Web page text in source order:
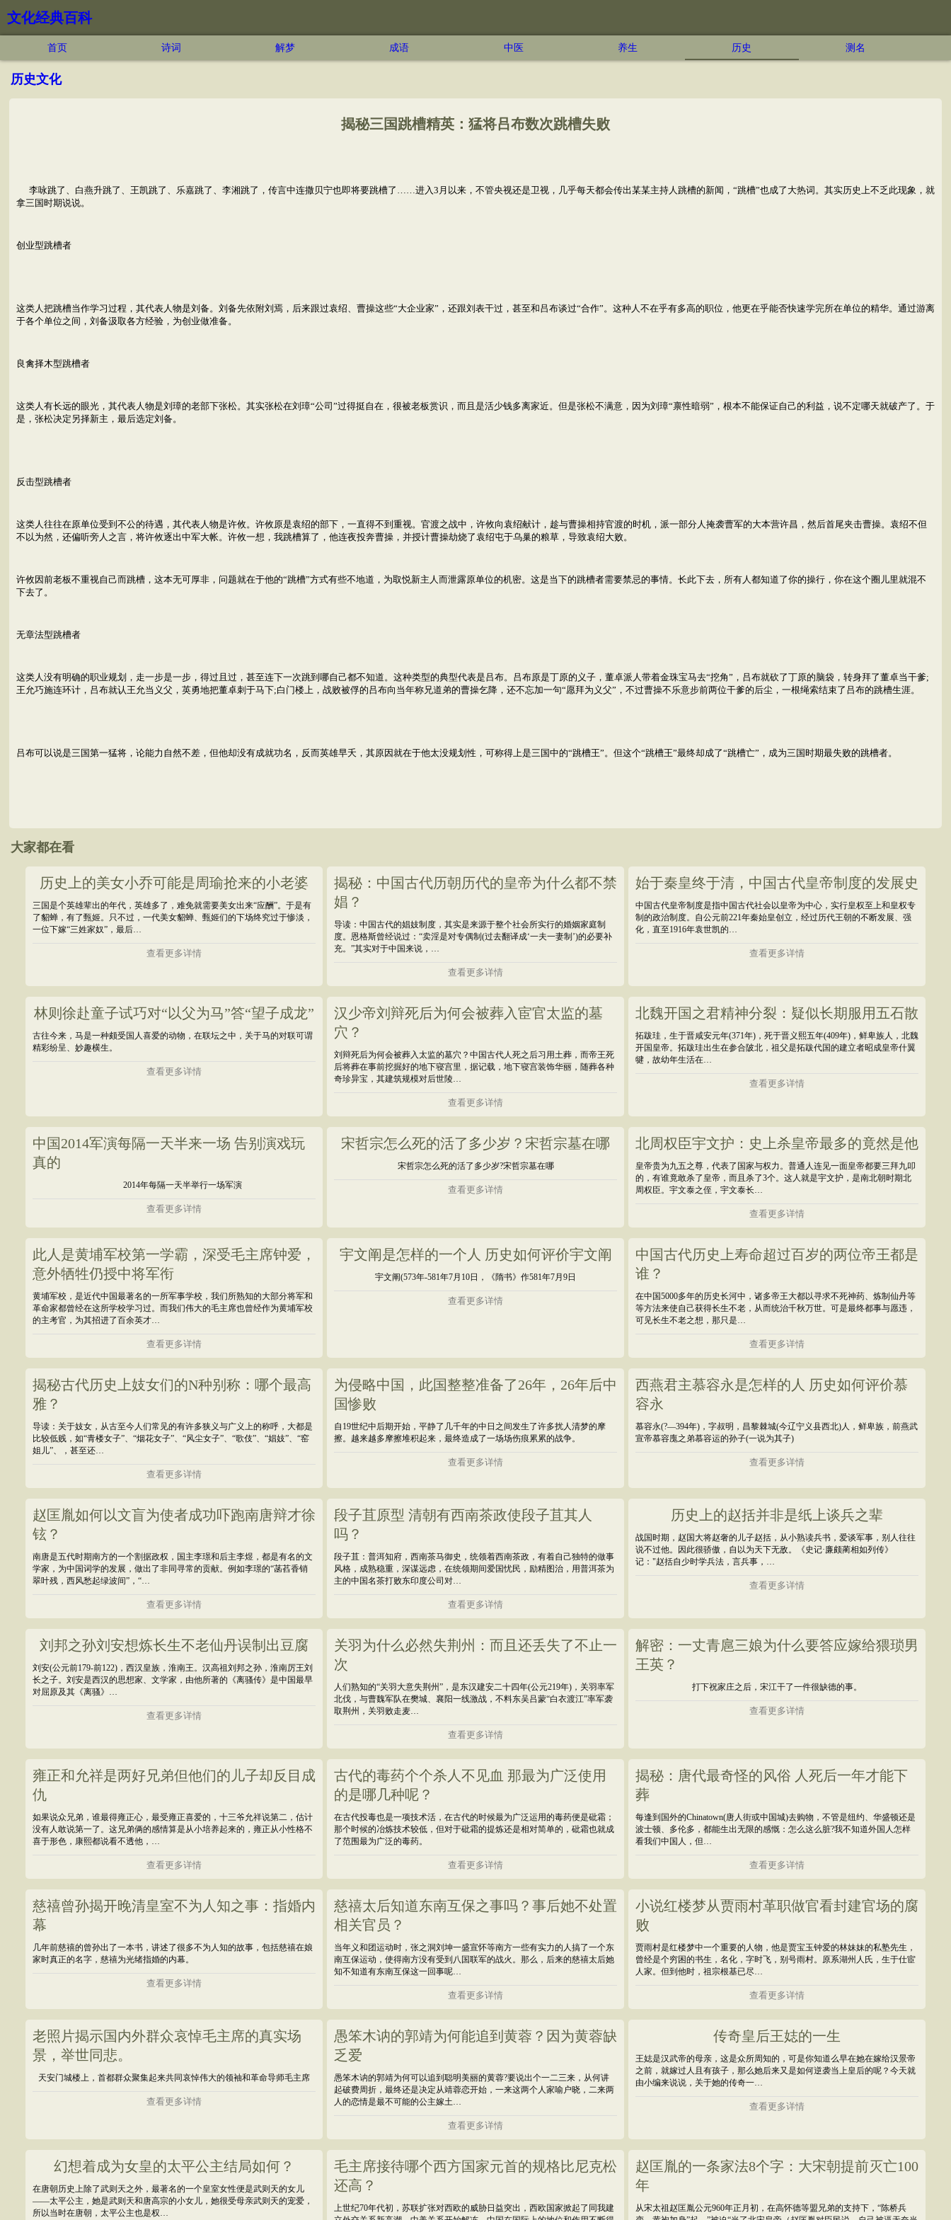
文化经典百科
首页 诗词 解梦 成语 中医 养生 历史 测名
历史文化
揭秘三国跳槽精英：猛将吕布数次跳槽失败
李咏跳了、白燕升跳了、王凯跳了、乐嘉跳了、李湘跳了，传言中连撒贝宁也即将要跳槽了……进入3月以来，不管央视还是卫视，几乎每天都会传出某某主持人跳槽的新闻，“跳槽”也成了大热词。其实历史上不乏此现象，就
拿三国时期说说。
创业型跳槽者
这类人把跳槽当作学习过程，其代表人物是刘备。刘备先依附刘焉，后来跟过袁绍、曹操这些“大企业家”，还跟刘表干过，甚至和吕布谈过“合作”。这种人不在乎有多高的职位，他更在乎能否快速学完所在单位的精华。通过游离
于各个单位之间，刘备汲取各方经验，为创业做准备。
良禽择木型跳槽者
这类人有长远的眼光，其代表人物是刘璋的老部下张松。其实张松在刘璋“公司”过得挺自在，很被老板赏识，而且是活少钱多离家近。但是张松不满意，因为刘璋“禀性暗弱”，根本不能保证自己的利益，说不定哪天就破产了。于
是，张松决定另择新主，最后选定刘备。
反击型跳槽者
这类人往往在原单位受到不公的待遇，其代表人物是许攸。许攸原是袁绍的部下，一直得不到重视。官渡之战中，许攸向袁绍献计，趁与曹操相持官渡的时机，派一部分人掩袭曹军的大本营许昌，然后首尾夹击曹操。袁绍不但
不以为然，还偏听旁人之言，将许攸逐出中军大帐。许攸一想，我跳槽算了，他连夜投奔曹操，并授计曹操劫烧了袁绍屯于乌巢的粮草，导致袁绍大败。
许攸因前老板不重视自己而跳槽，这本无可厚非，问题就在于他的“跳槽”方式有些不地道，为取悦新主人而泄露原单位的机密。这是当下的跳槽者需要禁忌的事情。长此下去，所有人都知道了你的操行，你在这个圈儿里就混不
下去了。
无章法型跳槽者
这类人没有明确的职业规划，走一步是一步，得过且过，甚至连下一次跳到哪自己都不知道。这种类型的典型代表是吕布。吕布原是丁原的义子，董卓派人带着金珠宝马去“挖角”，吕布就砍了丁原的脑袋，转身拜了董卓当干爹;
王允巧施连环计，吕布就认王允当义父，英勇地把董卓刺于马下;白门楼上，战败被俘的吕布向当年称兄道弟的曹操乞降，还不忘加一句“愿拜为义父”，不过曹操不乐意步前两位干爹的后尘，一根绳索结束了吕布的跳槽生涯。
吕布可以说是三国第一猛将，论能力自然不差，但他却没有成就功名，反而英雄早夭，其原因就在于他太没规划性，可称得上是三国中的“跳槽王”。但这个“跳槽王”最终却成了“跳槽亡”，成为三国时期最失败的跳槽者。
大家都在看
历史上的美女小乔可能是周瑜抢来的小老婆
三国是个英雄辈出的年代，英雄多了，难免就需要美女出来“应酬”。于是有
了貂蝉，有了甄姬。只不过，一代美女貂蝉、甄姬们的下场终究过于惨淡，
一位下嫁“三姓家奴”，最后…
查看更多详情
揭秘：中国古代历朝历代的皇帝为什么都不禁
娼？
导读：中国古代的娼妓制度，其实是来源于整个社会所实行的婚姻家庭制
度。恩格斯曾经说过：“卖淫是对专偶制(过去翻译成‘一夫一妻制’)的必要补
充。”其实对于中国来说，…
查看更多详情
始于秦皇终于清，中国古代皇帝制度的发展史
中国古代皇帝制度是指中国古代社会以皇帝为中心，实行皇权至上和皇权专
制的政治制度。自公元前221年秦始皇创立，经过历代王朝的不断发展、强
化，直至1916年袁世凯的…
查看更多详情
林则徐赴童子试巧对“以父为马”答“望子成龙”
古往今来，马是一种颇受国人喜爱的动物，在联坛之中，关于马的对联可谓
精彩纷呈、妙趣横生。
查看更多详情
汉少帝刘辩死后为何会被葬入宦官太监的墓
穴？
刘辩死后为何会被葬入太监的墓穴？中国古代人死之后习用土葬，而帝王死
后将葬在事前挖掘好的地下寝宫里，据记载，地下寝宫装饰华丽，随葬各种
奇珍异宝，其建筑规模对后世陵…
查看更多详情
北魏开国之君精神分裂：疑似长期服用五石散
拓跋珪，生于晋咸安元年(371年)，死于晋义熙五年(409年)，鲜卑族人，北魏
开国皇帝。拓跋珪出生在参合陂北，祖父是拓跋代国的建立者昭成皇帝什翼
犍，故幼年生活在…
查看更多详情
中国2014军演每隔一天半来一场 告别演戏玩
真的
2014年每隔一天半举行一场军演
查看更多详情
宋哲宗怎么死的活了多少岁？宋哲宗墓在哪
宋哲宗怎么死的活了多少岁?宋哲宗墓在哪
查看更多详情
北周权臣宇文护：史上杀皇帝最多的竟然是他
皇帝贵为九五之尊，代表了国家与权力。普通人连见一面皇帝都要三拜九叩
的，有谁竟敢杀了皇帝，而且杀了3个。这人就是宇文护，是南北朝时期北
周权臣。宇文泰之侄，宇文泰长…
查看更多详情
此人是黄埔军校第一学霸，深受毛主席钟爱，
意外牺牲仍授中将军衔
黄埔军校，是近代中国最著名的一所军事学校，我们所熟知的大部分将军和
革命家都曾经在这所学校学习过。而我们伟大的毛主席也曾经作为黄埔军校
的主考官，为其招进了百余英才…
查看更多详情
宇文阐是怎样的一个人 历史如何评价宇文阐
宇文阐(573年-581年7月10日，《隋书》作581年7月9日
查看更多详情
中国古代历史上寿命超过百岁的两位帝王都是
谁？
在中国5000多年的历史长河中，诸多帝王大都以寻求不死神药、炼制仙丹等
等方法来使自己获得长生不老，从而统治千秋万世。可是最终都事与愿违，
可见长生不老之想，那只是…
查看更多详情
揭秘古代历史上妓女们的N种别称：哪个最高
雅？
导读：关于妓女，从古至今人们常见的有许多狭义与广义上的称呼，大都是
比较低贱，如“青楼女子”、“烟花女子”、“风尘女子”、“歌伎”、“娼妓”、“窑
姐儿”、，甚至还…
查看更多详情
为侵略中国，此国整整准备了26年，26年后中
国惨败
自19世纪中后期开始，平静了几千年的中日之间发生了许多扰人清梦的摩
擦。越来越多摩擦堆积起来，最终造成了一场场伤痕累累的战争。
查看更多详情
西燕君主慕容永是怎样的人 历史如何评价慕
容永
慕容永(?―394年)，字叔明，昌黎棘城(今辽宁义县西北)人，鲜卑族，前燕武
宣帝慕容廆之弟慕容运的孙子(一说为其子)
查看更多详情
赵匡胤如何以文盲为使者成功吓跑南唐辩才徐
铉？
南唐是五代时期南方的一个割据政权，国主李璟和后主李煜，都是有名的文
学家，为中国词学的发展，做出了非同寻常的贡献。例如李璟的“菡萏香销
翠叶残，西风愁起绿波间”，“…
查看更多详情
段子苴原型 清朝有西南茶政使段子苴其人
吗？
段子苴：普洱知府，西南茶马御史，统领着西南茶政，有着自己独特的做事
风格，成熟稳重，深谋远虑，在统领期间爱国忧民，励精图治，用普洱茶为
主的中国名茶打败东印度公司对…
查看更多详情
历史上的赵括并非是纸上谈兵之辈
战国时期，赵国大将赵奢的儿子赵括，从小熟读兵书，爱谈军事，别人往往
说不过他。因此很骄傲，自以为天下无敌。《史记·廉颇蔺相如列传》
记："赵括自少时学兵法，言兵事，…
查看更多详情
刘邦之孙刘安想炼长生不老仙丹误制出豆腐
刘安(公元前179-前122)，西汉皇族，淮南王。汉高祖刘邦之孙，淮南厉王刘
长之子。刘安是西汉的思想家、文学家，由他所著的《离骚传》是中国最早
对屈原及其《离骚》…
查看更多详情
关羽为什么必然失荆州：而且还丢失了不止一
次
人们熟知的“关羽大意失荆州”，是东汉建安二十四年(公元219年)，关羽率军
北伐，与曹魏军队在樊城、襄阳一线激战，不料东吴吕蒙“白衣渡江”率军袭
取荆州，关羽败走麦…
查看更多详情
解密：一丈青扈三娘为什么要答应嫁给猥琐男
王英？
打下祝家庄之后，宋江干了一件很缺德的事。
查看更多详情
雍正和允祥是两好兄弟但他们的儿子却反目成
仇
如果说众兄弟，谁最得雍正心，最受雍正喜爱的，十三爷允祥说第二，估计
没有人敢说第一了。这兄弟俩的感情算是从小培养起来的，雍正从小性格不
喜于形色，康熙都说看不透他，…
查看更多详情
古代的毒药个个杀人不见血 那最为广泛使用
的是哪几种呢？
在古代投毒也是一项技术活，在古代的时候最为广泛运用的毒药便是砒霜；
那个时候的冶炼技术较低，但对于砒霜的提炼还是相对简单的，砒霜也就成
了范围最为广泛的毒药。
查看更多详情
揭秘：唐代最奇怪的风俗 人死后一年才能下
葬
每逢到国外的Chinatown(唐人街或中国城)去购物，不管是纽约、华盛顿还是
波士顿、多伦多，都能生出无限的感慨：怎么这么脏?我不知道外国人怎样
看我们中国人，但…
查看更多详情
慈禧曾孙揭开晚清皇室不为人知之事：指婚内
幕
几年前慈禧的曾孙出了一本书，讲述了很多不为人知的故事，包括慈禧在娘
家时真正的名字，慈禧为光绪指婚的内幕。
查看更多详情
慈禧太后知道东南互保之事吗？事后她不处置
相关官员？
当年义和团运动时，张之洞刘坤一盛宣怀等南方一些有实力的人搞了一个东
南互保运动，使得南方没有受到八国联军的战火。那么，后来的慈禧太后她
知不知道有东南互保这一回事呢…
查看更多详情
小说红楼梦从贾雨村革职做官看封建官场的腐
败
贾雨村是红楼梦中一个重要的人物，他是贾宝玉钟爱的林妹妹的私塾先生，
曾经是个穷困的书生，名化，字时飞，别号雨村。原系湖州人氏，生于仕宦
人家。但到他时，祖宗根基已尽…
查看更多详情
老照片揭示国内外群众哀悼毛主席的真实场
景，举世同悲。
天安门城楼上，首都群众聚集起来共同哀悼伟大的领袖和革命导师毛主席
查看更多详情
愚笨木讷的郭靖为何能追到黄蓉？因为黄蓉缺
乏爱
愚笨木讷的郭靖为何可以追到聪明美丽的黄蓉?要说出个一二三来，从何讲
起破费周折，最终还是决定从靖蓉恋开始，一来这两个人家喻户晓，二来两
人的恋情是最不可能的公主嫁土…
查看更多详情
传奇皇后王娡的一生
王娡是汉武帝的母亲，这是众所周知的，可是你知道么早在她在嫁给汉景帝
之前，就嫁过人且有孩子，那么她后来又是如何逆袭当上皇后的呢？今天就
由小编来说说，关于她的传奇一…
查看更多详情
幻想着成为女皇的太平公主结局如何？
在唐朝历史上除了武则天之外，最著名的一个皇室女性便是武则天的女儿
——太平公主，她是武则天和唐高宗的小女儿，她很受母亲武则天的宠爱，
所以当时在唐朝，太平公主也是权…
毛主席接待哪个西方国家元首的规格比尼克松
还高？
上世纪70年代初，苏联扩张对西欧的威胁日益突出，西欧国家掀起了同我建
赵匡胤的一条家法8个字：大宋朝提前灭亡100
年
从宋太祖赵匡胤公元960年正月初，在高怀德等盟兄弟的支持下，“陈桥兵